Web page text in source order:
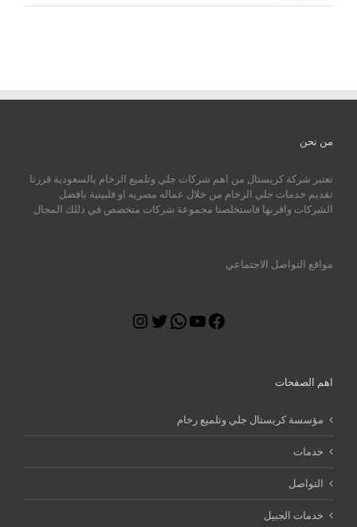
من نحن
تعتبر شركة كريستال من اهم شركات جلي وتلميع الرخام بالسعودية قررنا
تقديم خدمات جلي الرخام من خلال عماله مصريه او فلبينية بافضل
الشركات واقربها فاستخلصنا مجموعة شركات متخصص في ذللك المجال
مواقع التواصل الاجتماعي
Facebook
YouTube
WhatsApp
Twitter
اهم الصفحات
مؤسسة كريستال جلي وتلميع رخام
خدمات
التواصل
خدمات الجبيل